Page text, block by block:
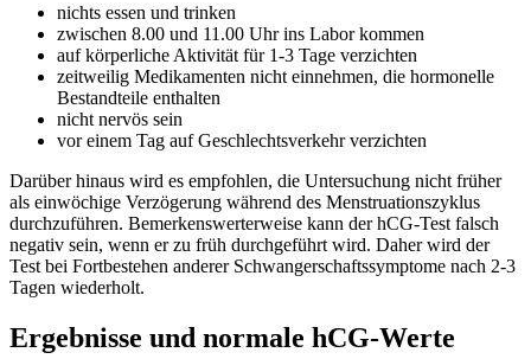
nichts essen und trinken
zwischen 8.00 und 11.00 Uhr ins Labor kommen
auf körperliche Aktivität für 1-3 Tage verzichten
zeitweilig Medikamenten nicht einnehmen, die hormonelle
Bestandteile enthalten
nicht nervös sein
vor einem Tag auf Geschlechtsverkehr verzichten
Darüber hinaus wird es empfohlen, die Untersuchung nicht früher
als einwöchige Verzögerung während des Menstruationszyklus
durchzuführen. Bemerkenswerterweise kann der hCG-Test falsch
negativ sein, wenn er zu früh durchgeführt wird. Daher wird der
Test bei Fortbestehen anderer Schwangerschaftssymptome nach 2-3
Tagen wiederholt.
Ergebnisse und normale hCG-Werte